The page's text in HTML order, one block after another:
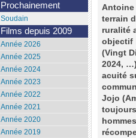
Antoine
terrain
ruralité
objectif
(Vingt
2024,
acuité
Jojo
Prochainement
Soudain
Films depuis 2009
Année 2026
Année 2025
Année 2024
Année 2023
Année 2022
Année 2021
Année 2020
Année 2019